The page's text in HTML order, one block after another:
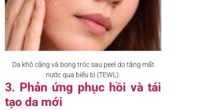
Da khô căng và bong tróc sau peel do tăng mất
nước qua biểu bì (TEWL).
3. Phản ứng phục hồi và tái
tạo da mới